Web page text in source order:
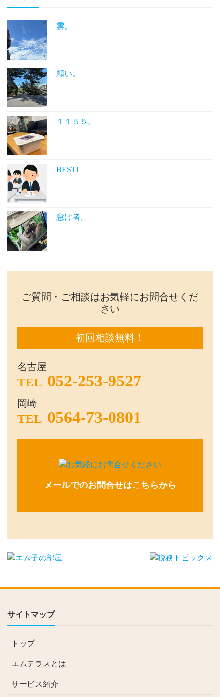
雲。
願い。
１１５５。
BEST!
怠け者。
ご質問・ご相談はお気軽にお問合せくだ
さい
初回相談無料！
名古屋
TEL 052-253-9527
岡崎
TEL 0564-73-0801
メールでのお問合せはこちらから
サイトマップ
トップ
エムテラスとは
サービス紹介